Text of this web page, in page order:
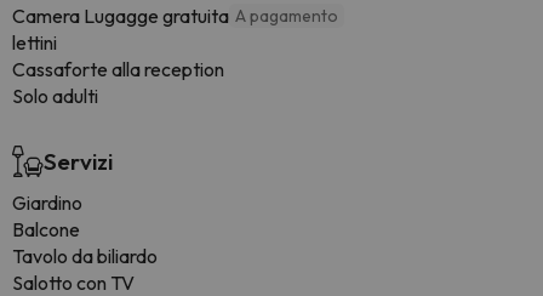
Camera Lugagge gratuita A pagamento
lettini
Cassaforte alla reception
Solo adulti
Servizi
Giardino
Balcone
Tavolo da biliardo
Salotto con TV